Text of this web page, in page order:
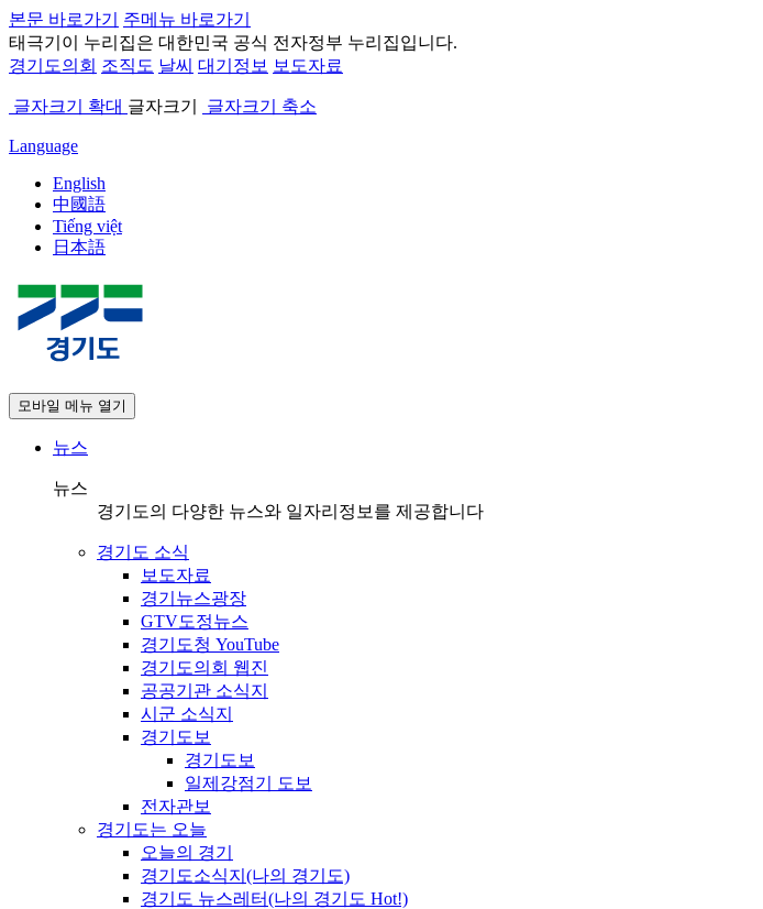
본문 바로가기
주메뉴 바로가기
태극기 이 누리집은 대한민국 공식 전자정부 누리집입니다.
경기도의회 조직도 날씨 대기정보 보도자료
글자크기 확대 글자크기 글자크기 축소
Language
English
中國語
Tiếng việt
日本語
모바일 메뉴 열기
뉴스
뉴스
경기도의 다양한 뉴스와 일자리정보를 제공합니다
경기도 소식
보도자료
경기뉴스광장
GTV도정뉴스
경기도청 YouTube
경기도의회 웹진
공공기관 소식지
시군 소식지
경기도보
경기도보
일제강점기 도보
전자관보
경기도는 오늘
오늘의 경기
경기도소식지(나의 경기도)
경기도 뉴스레터(나의 경기도 Hot!)